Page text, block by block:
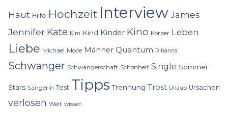
Haut Hilfe Hochzeit InterviewJames
Jennifer Kate Kim Kind Kinder Kino Körper Leben
Liebe Michael Mode Männer Quantum Rihanna
Schwanger Schwangerschaft Schönheit Single Sommer
Stars Sängerin Test Tipps Trennung Trost Urlaub Ursachen
verlosen Welt wissen